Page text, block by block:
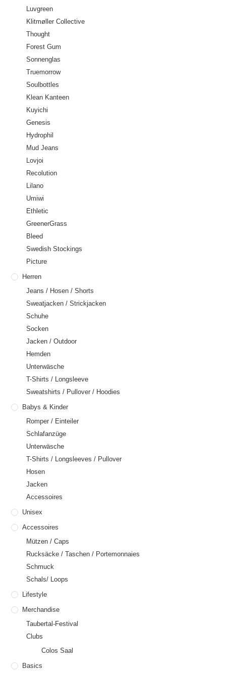
Luvgreen
Klitmøller Collective
Thought
Forest Gum
Sonnenglas
Truemorrow
Soulbottles
Klean Kanteen
Kuyichi
Genesis
Hydrophil
Mud Jeans
Lovjoi
Recolution
Lilano
Umiwi
Ethletic
GreenerGrass
Bleed
Swedish Stockings
Picture
Herren
Jeans / Hosen / Shorts
Sweatjacken / Strickjacken
Schuhe
Socken
Jacken / Outdoor
Hemden
Unterwäsche
T-Shirts / Longsleeve
Sweatshirts / Pullover / Hoodies
Babys & Kinder
Romper / Einteiler
Schlafanzüge
Unterwäsche
T-Shirts / Longsleeves / Pullover
Hosen
Jacken
Accessoires
Unisex
Accessoires
Mützen / Caps
Rucksäcke / Taschen / Portemonnaies
Schmuck
Schals/ Loops
Lifestyle
Merchandise
Taubertal-Festival
Clubs
Colos Saal
Basics